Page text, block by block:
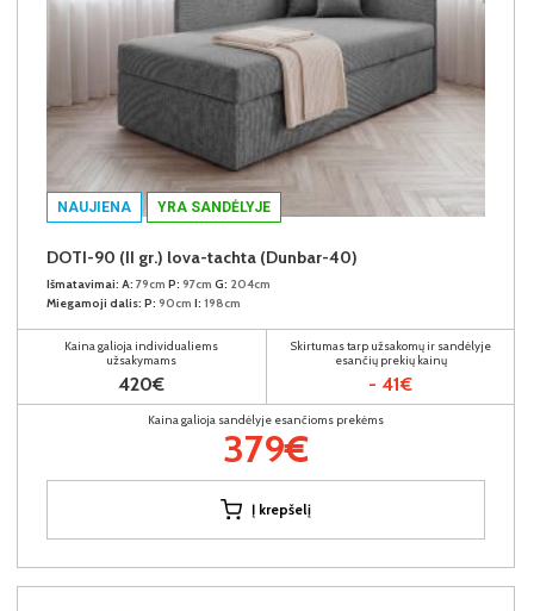
NAUJIENA YRA SANDĖLYJE
DOTI-90 (II gr.) lova-tachta (Dunbar-40)
Išmatavimai: A: 79cm P: 97cm G: 204cm
Miegamoji dalis: P: 90cm I: 198cm
Kaina galioja individualiems
užsakymams
420€
Skirtumas tarp užsakomų ir sandėlyje
esančių prekių kainų
- 41€
Kaina galioja sandėlyje esančioms prekėms
379€
Į krepšelį